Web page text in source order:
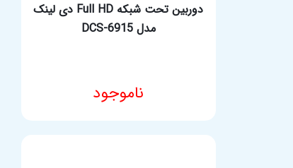
دوربین تحت شبکه Full HD دی لینک
مدل DCS-6915
ناموجود
مشخصات فنی محصول